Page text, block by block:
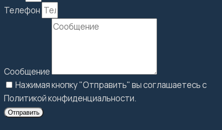
Телефон
Сообщение
Нажимая кнопку "Отправить" вы соглашаетесь с
Политикой конфиденциальности.
Отправить